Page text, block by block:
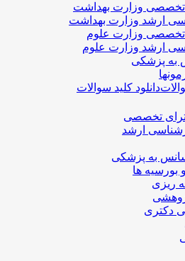
تخصصی وزارت بهداشت
ارشد وزارت بهداشت
تخصصی وزارت علوم
ارشد وزارت علوم
به پزشکی
دانلود کلید سوالات
تخصصی
ارشد
به پزشکی
بورسیه ها
ریزی
دکتری